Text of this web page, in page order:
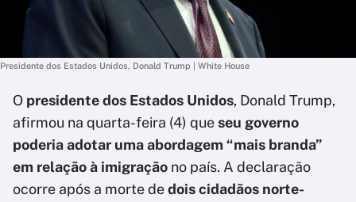
Presidente dos Estados Unidos, Donald Trump | White House
O presidente dos Estados Unidos, Donald Trump,
afirmou na quarta-feira (4) queseu governo
poderia adotar uma abordagem “mais branda”
em relação à imigração no país. A declaração
ocorre após a morte dedois cidadãos norte-